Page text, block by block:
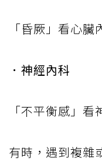
「昏厥」看心臟
．神經內科
「不平衡感」看
有時，遇到複雜